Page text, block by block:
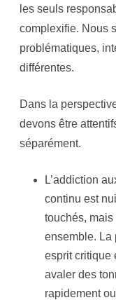
les seuls
complexifie. Nous
problématiques,
différentes.
Dans la
devons être
séparément.
L’addiction
continu est
touchés,
ensemble. La
esprit critique
avaler des
rapidement